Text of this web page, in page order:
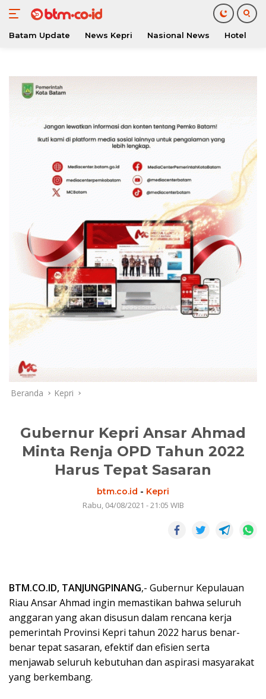
konten
Batam Update News Kepri Nasional News Hotel
Beranda Kepri
Gubernur Kepri Ansar Ahmad
Minta Renja OPD Tahun 2022
Harus Tepat Sasaran
btm.co.id - Kepri
Rabu, 04/08/2021 - 21:05 WIB
BTM.CO.ID, TANJUNGPINANG,- Gubernur Kepulauan
Riau Ansar Ahmad ingin memastikan bahwa seluruh
anggaran yang akan disusun dalam rencana kerja
pemerintah Provinsi Kepri tahun 2022 harus benar-
benar tepat sasaran, efektif dan efisien serta
menjawab seluruh kebutuhan dan aspirasi masyarakat
yang berkembang.